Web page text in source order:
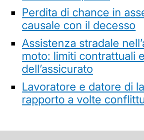
Perdita di chance in
causale con il decesso
Assistenza stradale
moto: limiti contrattuali
dell’assicurato
Lavoratore e datore di
rapporto a volte